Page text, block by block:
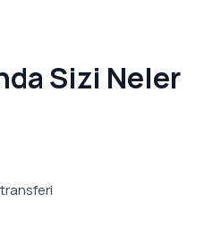
Sizi Neler